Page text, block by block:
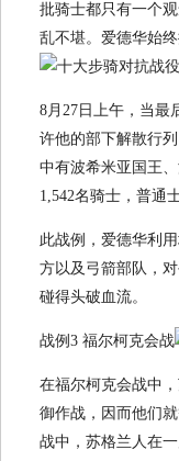
批骑士都只有一个
乱不堪。爱德华始
8月27日上午，当最
许他的部下解散行
中有波希米亚国王
1,542名骑士，普通
此战例，爱德华利
方以及弓箭部队，
碰得头破血流。
战例3 福尔柯克会战
在福尔柯克会战中
御作战，因而他们
战中，苏格兰人在